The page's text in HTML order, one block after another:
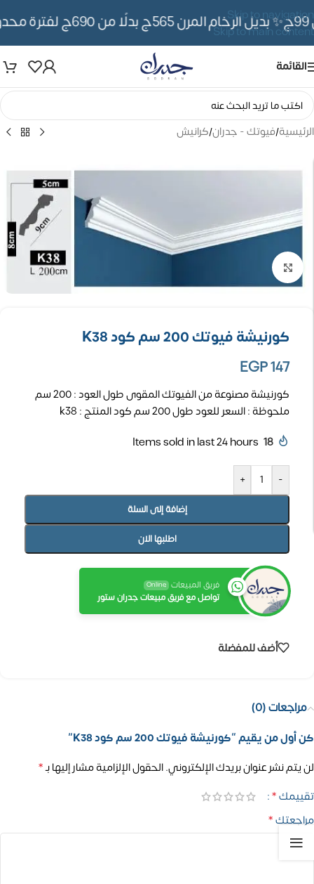
Skip to navigation
Skip to main content
✨ بديل الرخام المرن 565ج بدلًا من 690ج لفترة محدوده
القائمة
الرئيسية/فيوتك - جدران/كرانيش
تكبير الصورة
كورنيشة فيوتك 200 سم كود K38
EGP147
كورنيشة مصنوعة من الفيوتك المقوى طول العود : 200 سم
ملحوظة : السعر للعود طول 200 سم كود المنتج : k38
18
Items sold in last 24 hours
-
+
إضافة إلى السلة
اطلبها الان
فريق المبيعات Online
تواصل مع فريق مبيعات جدران ستور
أضف للمفضلة
مراجعات (0)
كن أول من يقيم “كورنيشة فيوتك 200 سم كود K38”
لن يتم نشر عنوان بريدك الإلكتروني.الحقول الإلزامية مشار إليها بـ*
تقييمك*
مراجعتك*